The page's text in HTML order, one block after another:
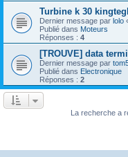
Turbine k 30
Dernier message par lolo
Publié dans Moteurs
Réponses : 4
[TROUVE] data
Dernier message par
Publié dans Electronique
Réponses : 2
La recherche a